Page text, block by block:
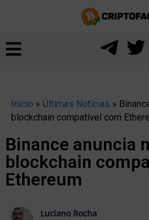
Início » Últimas Notícias »
blockchain compatível com
Binance anuncia
blockchain
Ethereum
Luciano Rocha